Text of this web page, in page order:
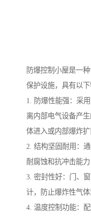
防爆控制小屋是一
保护设施，具有以下
1. 防爆性能强：采
离内部电气设备产
体进入或内部爆炸扩
2. 结构坚固耐用：
耐腐蚀和抗冲击能力
3. 密封性好：门、
计，防止爆炸性气体
4. 温度控制功能：